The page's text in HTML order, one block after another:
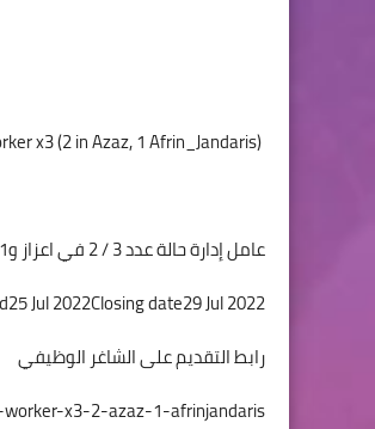
عامل إدارة حالة عدد 3 / 2 في اعزاز و1 في جنديرس
Jul 2022Closing date29 Jul 2022
رابط التقديم على الشاغر الوظيفي
x3-2-azaz-1-afrinjandaris